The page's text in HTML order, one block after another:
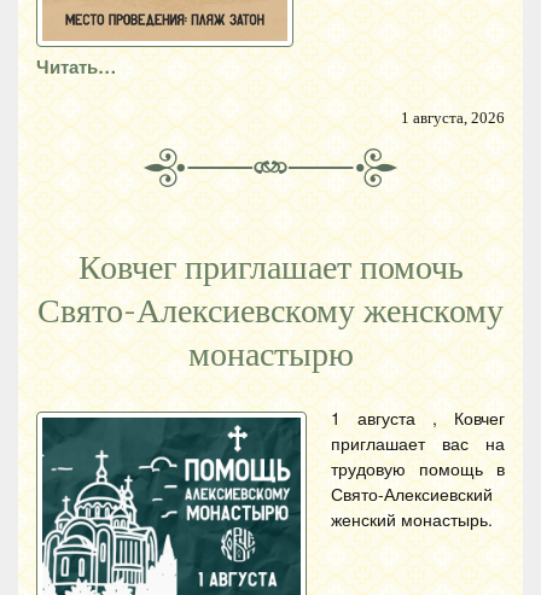
Читать…
1 августа, 2026
Ковчег приглашает помочь
Свято-Алексиевскому женскому
монастырю
1 августа , Ковчег
приглашает вас на
трудовую помощь в
Свято-Алексиевский
женский монастырь.